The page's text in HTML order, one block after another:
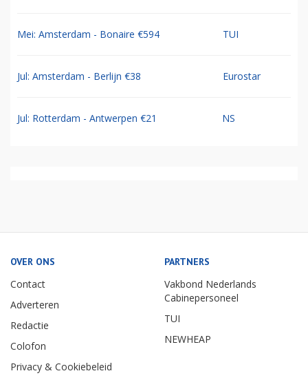
Mei: Amsterdam - Bonaire €594 TUI
Jul: Amsterdam - Berlijn €38 Eurostar
Jul: Rotterdam - Antwerpen €21 NS
OVER ONS
Contact
Adverteren
Redactie
Colofon
Privacy & Cookiebeleid
PARTNERS
Vakbond Nederlands
Cabinepersoneel
TUI
NEWHEAP